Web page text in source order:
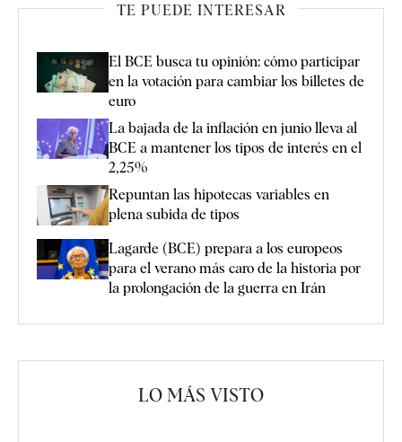
TE PUEDE INTERESAR
El BCE busca tu opinión: cómo participar
en la votación para cambiar los billetes de
euro
La bajada de la inflación en junio lleva al
BCE a mantener los tipos de interés en el
2,25%
Repuntan las hipotecas variables en
plena subida de tipos
Lagarde (BCE) prepara a los europeos
para el verano más caro de la historia por
la prolongación de la guerra en Irán
LO MÁS VISTO